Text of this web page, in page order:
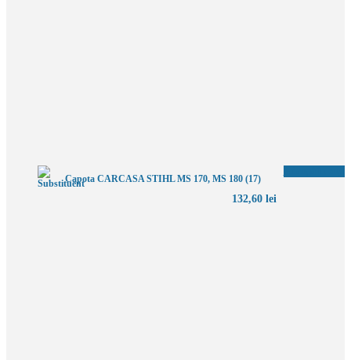
Capota CARCASA STIHL MS 170, MS 180 (17)
132,60 lei